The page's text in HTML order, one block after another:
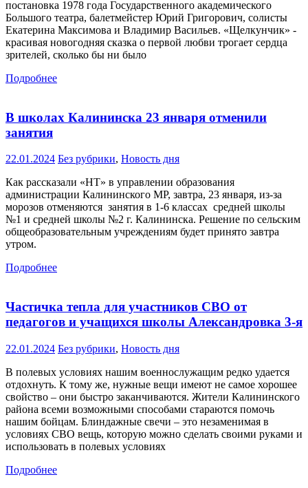
постановка 1978 года Государственного академического
Большого театра, балетмейстер Юрий Григорович, солисты
Екатерина Максимова и Владимир Васильев. «Щелкунчик» -
красивая новогодняя сказка о первой любви трогает сердца
зрителей, сколько бы ни было
Подробнее
В школах Калининска 23 января отменили
занятия
22.01.2024 Без рубрики, Новость дня
Как рассказали «НТ» в управлении образования
администрации Калининского МР, завтра, 23 января, из-за
морозов отменяются занятия в 1-6 классах средней школы
№1 и средней школы №2 г. Калининска. Решение по сельским
общеобразовательным учреждениям будет принято завтра
утром.
Подробнее
Частичка тепла для участников СВО от
педагогов и учащихся школы Александровка 3-я
22.01.2024 Без рубрики, Новость дня
В полевых условиях нашим военнослужащим редко удается
отдохнуть. К тому же, нужные вещи имеют не самое хорошее
свойство – они быстро заканчиваются. Жители Калининского
района всеми возможными способами стараются помочь
нашим бойцам. Блиндажные свечи – это незаменимая в
условиях СВО вещь, которую можно сделать своими руками и
использовать в полевых условиях
Подробнее